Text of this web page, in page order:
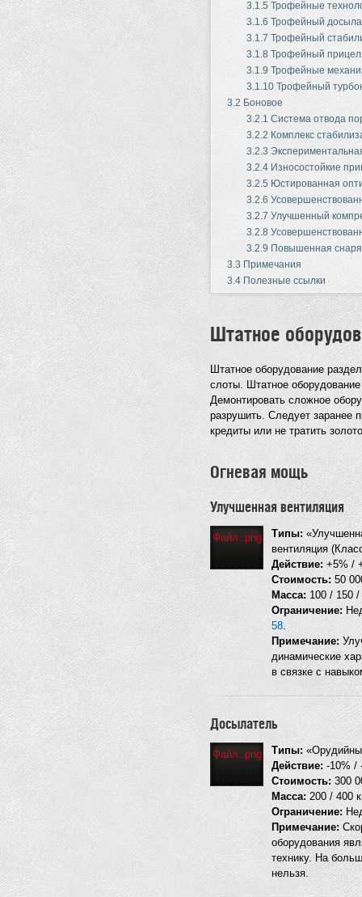
3.1.5 Трофейные
3.1.6 Трофейный
3.1.7 Трофейный
3.1.8 Трофейный прицел
3.1.9 Трофейные
3.1.10 Трофейный
3.2 Боновое
3.2.1 Система отвода
3.2.2 Комплекс
3.2.3
3.2.4 Износостойкие
3.2.5 Юстированная
3.2.6
3.2.7 Улучшенный
3.2.8
3.2.9 Повышенная
3.3 Примечания
3.4 Полезные ссылки
Штатное
Штатное оборудование
слоты. Штатное
Демонтировать сложное
разрушить. Следует заранее
кредиты или не тратить
Огневая мощь
Улучшенная вентиляция
Файл:.png Типы:
вентиляция
Действие: +5% /
Стоимость: 50
Масса: 100 / 150 /
Ограничение:
58.
Примечание:
динамические
в связке с
Досылатель
Файл:.png Типы:
Действие:-10% /
Стоимость: 300
Масса:200 / 400
Ограничение:
Примечание:
оборудования
технику. На
нельзя.